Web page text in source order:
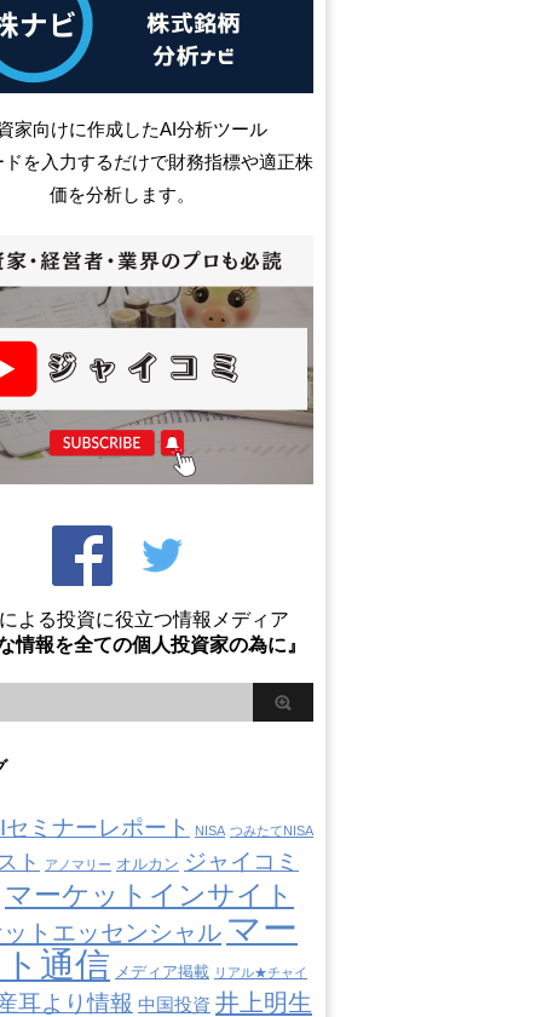
家向けに作成したAI分析ツール
を入力するだけで財務指標や適正株
価を分析します。
よる投資に役立つ情報メディア
情報を全ての個人投資家の為に』
ミナーレポート NISA つみたてNISA
ト アノマリー オルカン ジャイコミ
マーケットインサイト
トエッセンシャル マー
通信 メディア掲載 リアル★チャイ
耳より情報 中国投資 井上明生